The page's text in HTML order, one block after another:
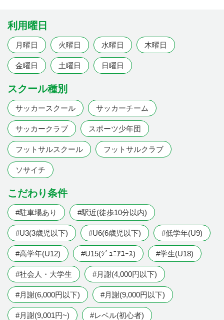
利用曜日
月曜日 火曜日 水曜日 木曜日
金曜日 土曜日 日曜日
スクール種別
サッカースクール サッカーチーム
サッカークラブ スポーツ少年団
フットサルスクール フットサルクラブ
ソサイチ
こだわり条件
#駐車場あり #駅近(徒歩10分以内)
#U3(3歳児以下) #U6(6歳児以下) #低学年(U9)
#高学年(U12) #U15(ｼﾞｭﾆｱﾕｰｽ) #学生(U18)
#社会人・大学生 #月謝(4,000円以下)
#月謝(6,000円以下) #月謝(9,000円以下)
#月謝(9,001円~) #レベル(初心者)